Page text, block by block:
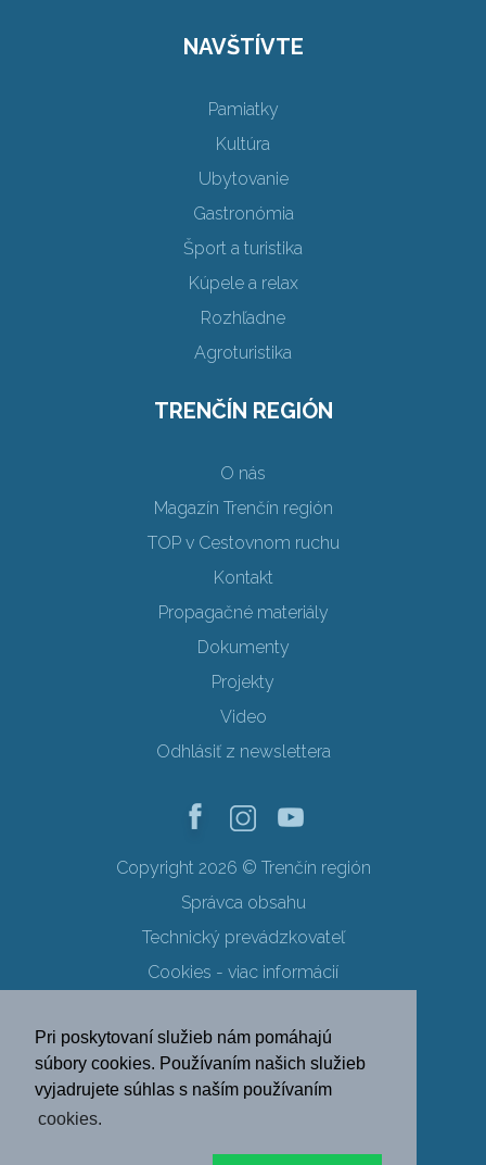
Pri poskytovaní služieb nám pomáhajú
súbory cookies. Používaním našich služieb
vyjadrujete súhlas s naším používaním
cookies.
NAVŠTÍVTE
Pamiatky
Kultúra
Ubytovanie
Gastronómia
Šport a turistika
Kúpele a relax
Rozhľadne
Agroturistika
TRENČÍN REGIÓN
O nás
Magazín Trenčín región
TOP v Cestovnom ruchu
Kontakt
Propagačné materiály
Dokumenty
Projekty
Video
Odhlásiť z newslettera
Copyright 2026 © Trenčín región
Správca obsahu
Technický prevádzkovateľ
Cookies - viac informácií
Ochrana osobných údajov
SK EN DE
PL